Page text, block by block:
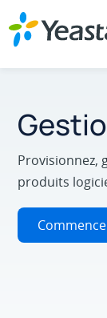
Provisionnez,
produits